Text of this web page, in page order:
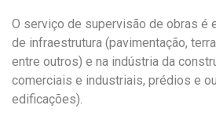
O serviço de supervisão de obras é
de infraestrutura (pavimentação,
entre outros) e na indústria da
comerciais e industriais, prédios e
edificações).